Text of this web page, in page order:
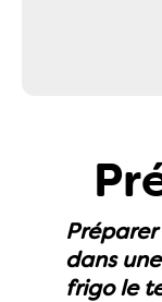
dans
frigo le